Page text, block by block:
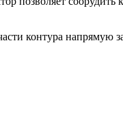
контура напрямую